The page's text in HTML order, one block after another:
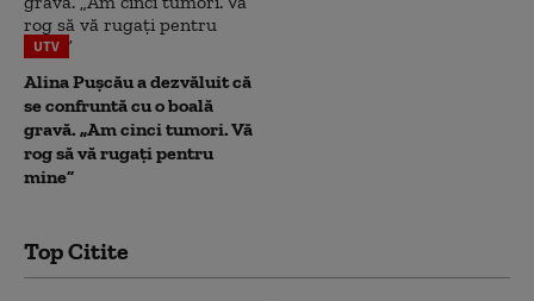
UTV
Alina Pușcău a dezvăluit că
se confruntă cu o boală
gravă. „Am cinci tumori. Vă
rog să vă rugați pentru
mine”
Top Citite